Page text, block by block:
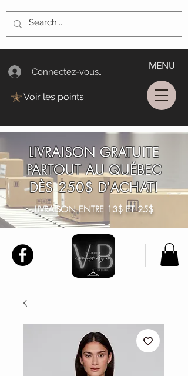
Connectez-vous/Log In
MENU
Voir les points
LIVRAISON GRATUITE
PARTOUT AU QUÉBEC
DÈS 250$ D'ACHAT!
LIVRAISON ENTRE 13$ ET 25$